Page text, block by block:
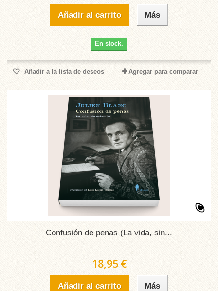
Añadir al carrito Más
En stock.
Añadir a la lista de deseos Agregar para comparar
Confusión de penas (La vida, sin...
18,95 €
Añadir al carrito Más